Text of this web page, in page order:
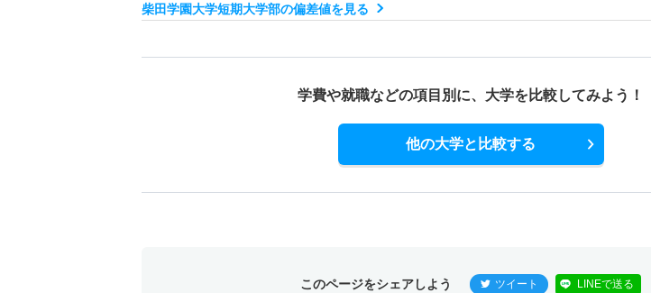
－ － 非公表
柴田学園大学短期大学部の偏差値を見る
学費や就職などの項目別に、 大学を比較してみよう！
他の大学と比較する
このページをシェアしよう ツイート LINEで送る